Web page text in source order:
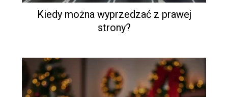
Kiedy można wyprzedzać z prawej
strony?